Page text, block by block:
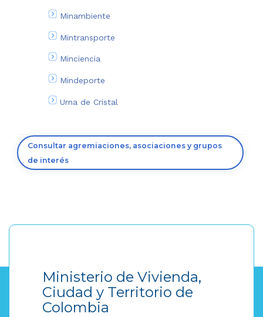
Minambiente
Mintransporte
Minciencia
Mindeporte
Urna de Cristal
Consultar agremiaciones, asociaciones y grupos
de interés
Ministerio de Vivienda,
Ciudad y Territorio de
Colombia